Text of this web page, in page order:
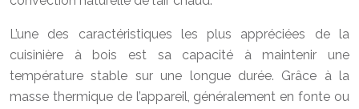
L’une des caractéristiques les plus appréciées de la
cuisinière à bois est sa capacité à maintenir une
température stable sur une longue durée. Grâce à la
masse thermique de l’appareil, généralement en fonte ou